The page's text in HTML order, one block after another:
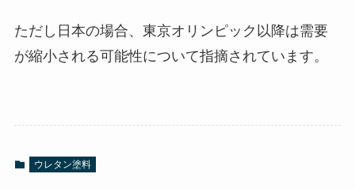
ただし日本の場合、東京オリンピック以降は需要
が縮小される可能性について指摘されています。
ウレタン塗料